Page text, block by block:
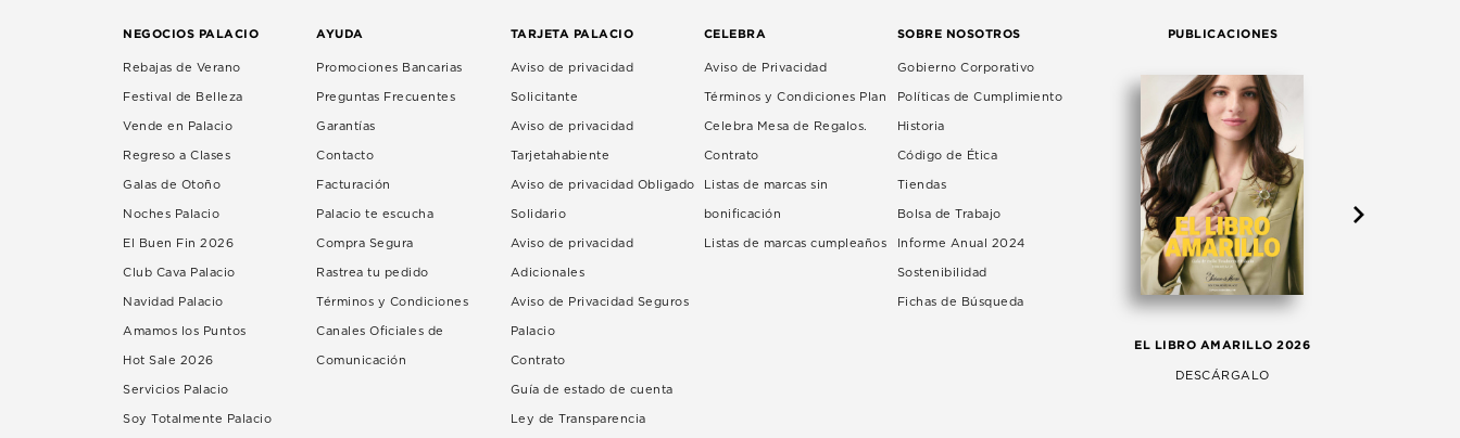
NEGOCIOS PALACIO
Rebajas de Verano
Festival de Belleza
Vende en Palacio
Regreso a Clases
Galas de Otoño
Noches Palacio
El Buen Fin 2026
Club Cava Palacio
Navidad Palacio
Amamos los Puntos
Hot Sale 2026
Servicios Palacio
Soy Totalmente Palacio
AYUDA
Promociones Bancarias
Preguntas Frecuentes
Garantías
Contacto
Facturación
Palacio te escucha
Compra Segura
Rastrea tu pedido
Términos y Condiciones
Canales Oficiales de
Comunicación
TARJETA PALACIO
Aviso de privacidad
Solicitante
Aviso de privacidad
Tarjetahabiente
Aviso de privacidad Obligado
Solidario
Aviso de privacidad
Adicionales
Aviso de Privacidad Seguros
Palacio
Contrato
Guía de estado de cuenta
Ley de Transparencia
CELEBRA
Aviso de Privacidad
Términos y Condiciones Plan
Celebra Mesa de Regalos.
Contrato
Listas de marcas sin
bonificación
Listas de marcas cumpleaños
SOBRE NOSOTROS
Gobierno Corporativo
Políticas de Cumplimiento
Historia
Código de Ética
Tiendas
Bolsa de Trabajo
Informe Anual 2024
Sostenibilidad
Fichas de Búsqueda
PUBLICACIONES
EL LIBRO AMARILLO 2026
DESCÁRGALO